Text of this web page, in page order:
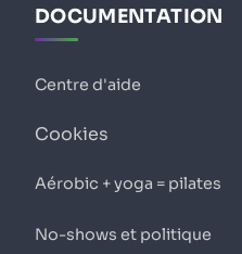
DOCUMENTATION
Centre d'aide
Cookies
Aérobic + yoga = pilates
No-shows et politique